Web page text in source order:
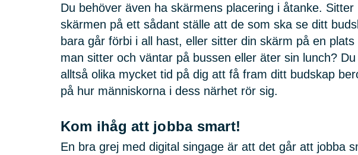
Du behöver även ha skärmens placering i åtanke. Sitter
skärmen på ett sådant ställe att de som ska se ditt
bara går förbi i all hast, eller sitter din skärm på en plats
man sitter och väntar på bussen eller äter sin lunch?
alltså olika mycket tid på dig att få fram ditt budskap
på hur människorna i dess närhet rör sig.
Kom ihåg att jobba smart!
En bra grej med digital singage är att det går att jobba